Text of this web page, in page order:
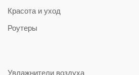
Красота и уход
Роутеры
Увлажнители воздуха